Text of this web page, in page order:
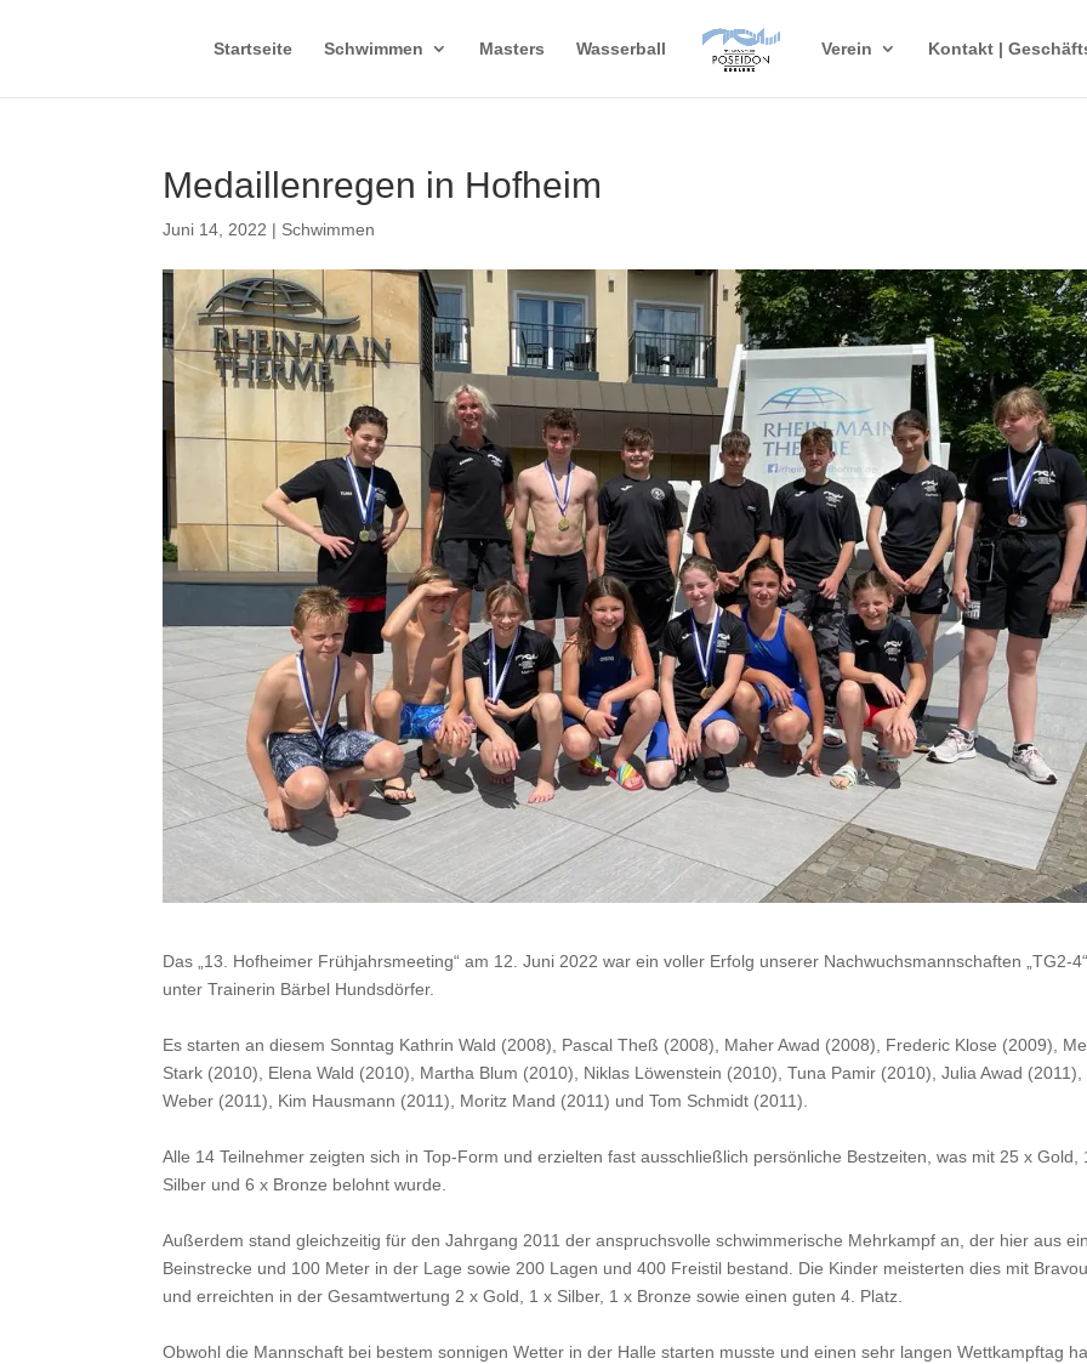
Startseite Schwimmen Masters Wasserball Verein Kontakt |
Medaillenregen in Hofheim
Juni 14, 2022 | Schwimmen
Das „13. Hofheimer Frühjahrsmeeting“ am 12. Juni 2022 war ein voller Erfolg unserer Nachwuchsmannschaften „TG2-4“
unter Trainerin Bärbel Hundsdörfer.
Es starten an diesem Sonntag Kathrin Wald (2008), Pascal Theß (2008), Maher Awad (2008), Frederic Klose (2009),
Stark (2010), Elena Wald (2010), Martha Blum (2010), Niklas Löwenstein (2010), Tuna Pamir (2010), Julia Awad (2011),
Weber (2011), Kim Hausmann (2011), Moritz Mand (2011) und Tom Schmidt (2011).
Alle 14 Teilnehmer zeigten sich in Top-Form und erzielten fast ausschließlich persönliche Bestzeiten, was mit 25 x Gold,
Silber und 6 x Bronze belohnt wurde.
Außerdem stand gleichzeitig für den Jahrgang 2011 der anspruchsvolle schwimmerische Mehrkampf an, der hier aus
Beinstrecke und 100 Meter in der Lage sowie 200 Lagen und 400 Freistil bestand. Die Kinder meisterten dies mit
und erreichten in der Gesamtwertung 2 x Gold, 1 x Silber, 1 x Bronze sowie einen guten 4. Platz.
Obwohl die Mannschaft bei bestem sonnigen Wetter in der Halle starten musste und einen sehr langen Wettkampftag